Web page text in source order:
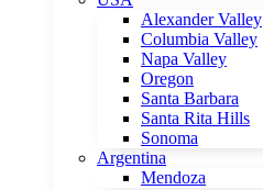
Alexander Valley
Columbia Valley
Napa Valley
Oregon
Santa Barbara
Santa Rita Hills
Sonoma
Argentina
Mendoza